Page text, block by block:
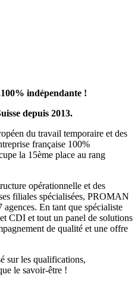
indépendante !
depuis 2013.
du travail temporaire et des
française 100%
la 15ème place au rang
opérationnelle et des
filiales spécialisées, PROMAN
agences. En tant que spécialiste
CDI et tout un panel de solutions
de qualité et une offre
sur les qualifications,
le savoir-être !